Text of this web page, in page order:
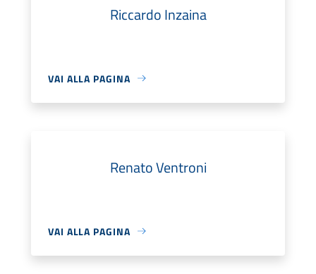
Riccardo Inzaina
VAI ALLA PAGINA
Renato Ventroni
VAI ALLA PAGINA